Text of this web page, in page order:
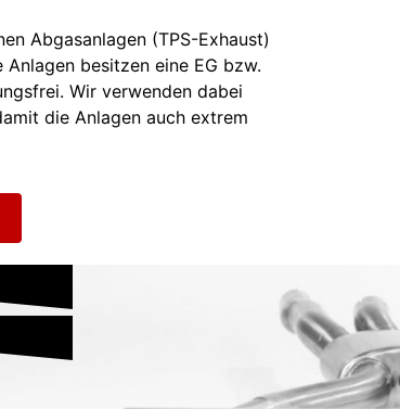
Abgasanlagen (TPS-Exhaust)
besitzen eine EG bzw.
Wir verwenden dabei
die Anlagen auch extrem